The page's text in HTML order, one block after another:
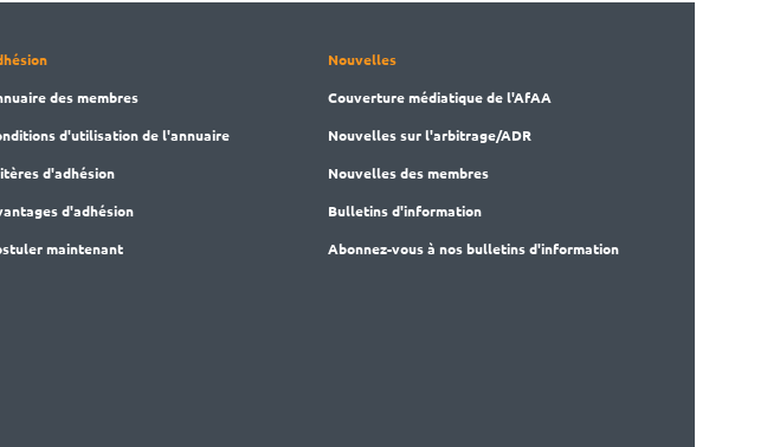
des membres
d'utilisation de l'annuaire
d'adhésion
d'adhésion
maintenant
Nouvelles
Couverture médiatique de l'AfAA
Nouvelles sur l'arbitrage/ADR
Nouvelles des membres
Bulletins d'information
Abonnez-vous à nos bulletins d'information